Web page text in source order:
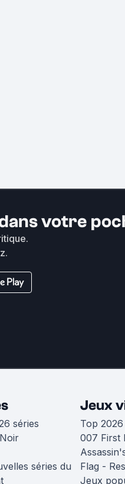
votre
séries
séries du
Jeux
Top
007 First
Flag -
Jeux